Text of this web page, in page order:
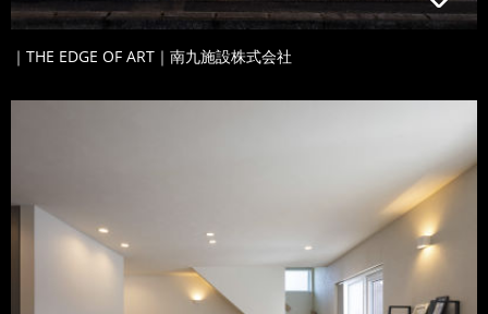
｜THE EDGE OF ART｜南九施設株式会社